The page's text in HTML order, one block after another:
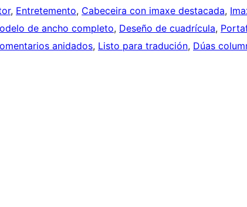
, Entretemento, Cabeceira con imaxe destacada,
de ancho completo, Deseño de cuadrícula,
anidados, Listo para tradución, Dúas